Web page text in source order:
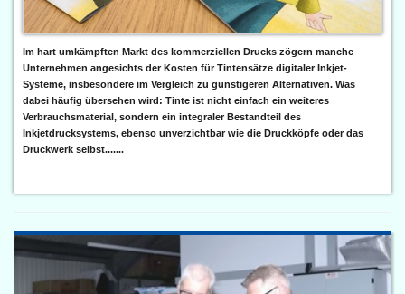
Im hart umkämpften Markt des kommerziellen Drucks zögern manche
Unternehmen angesichts der Kosten für Tintensätze digitaler Inkjet-
Systeme, insbesondere im Vergleich zu günstigeren Alternativen. Was
dabei häufig übersehen wird: Tinte ist nicht einfach ein weiteres
Verbrauchsmaterial, sondern ein integraler Bestandteil des
Inkjetdrucksystems, ebenso unverzichtbar wie die Druckköpfe oder das
Druckwerk selbst.......